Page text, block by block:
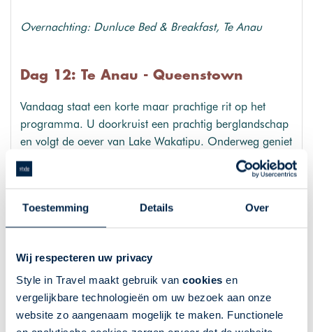
Toestemming Details Over
Wij respecteren uw privacy
Style in Travel maakt gebruik van cookies en
vergelijkbare technologieën om uw bezoek aan onze
website zo aangenaam mogelijk te maken. Functionele
Overnachting: Dunluce Bed & Breakfast, Te Anau
Dag 12: Te Anau - Queenstown
Vandaag staat een korte maar prachtige rit op het
programma. U doorkruist een prachtig berglandschap
en volgt de oever van Lake Wakatipu. Onderweg geniet
u van het ene mooie uitzicht na het andere. Heldere
rivieren doorkruizen het gebied, een populaire plek
Route: Te Anau - Queenstown, 170 km
Dag 13: Queenstown
Vandaag heeft u alle tijd om Queenstown in uw eigen